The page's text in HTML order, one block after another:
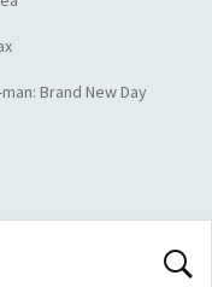
Brand New Day